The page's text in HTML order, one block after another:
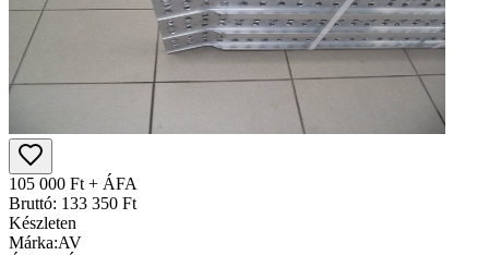
105 000 Ft + ÁFA
Bruttó: 133 350 Ft
Készleten
Márka:AV